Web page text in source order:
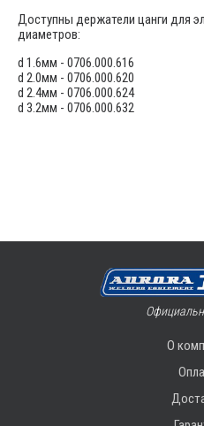
Доступны держатели цанги для
диаметров:
d 1.6мм - 0706.000.616
d 2.0мм - 0706.000.620
d 2.4мм - 0706.000.624
d 3.2мм - 0706.000.632
О